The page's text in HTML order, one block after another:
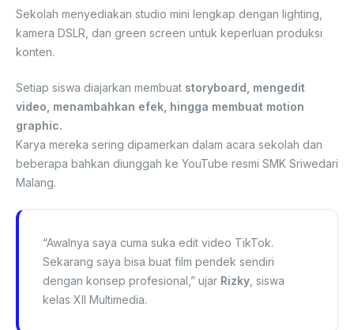
Sekolah menyediakan studio mini lengkap dengan lighting,
kamera DSLR, dan green screen untuk keperluan produksi
konten.
Setiap siswa diajarkan membuat storyboard, mengedit
video, menambahkan efek, hingga membuat motion
graphic.
Karya mereka sering dipamerkan dalam acara sekolah dan
beberapa bahkan diunggah ke YouTube resmi SMK Sriwedari
Malang.
“Awalnya saya cuma suka edit video TikTok.
Sekarang saya bisa buat film pendek sendiri
dengan konsep profesional,” ujar Rizky , siswa
kelas XII Multimedia.